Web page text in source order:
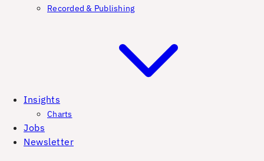
Recorded & Publishing
Insights
Charts
Jobs
Newsletter